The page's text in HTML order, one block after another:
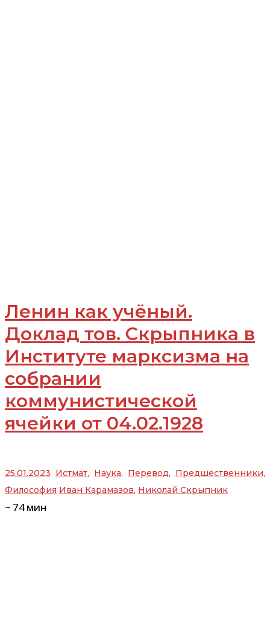
Ленин как учёный.
Доклад тов. Скрыпника в
Институте марксизма на
собрании
коммунистической
ячейки от 04.02.1928
25.01.2023 Истмат, Наука, Перевод, Предшественники,
Философия Иван Карамазов, Николай Скрыпник
~ 74мин